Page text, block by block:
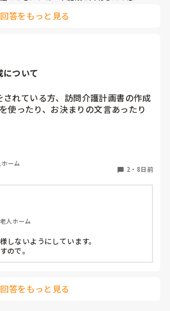
回答をもっと見る
について
れている方、訪問介護計画書の作成
使ったり、お決まりの文言あったり
ーム
2 ・ 8日前
人ホーム
しないようにしています。
ので。
回答をもっと見る